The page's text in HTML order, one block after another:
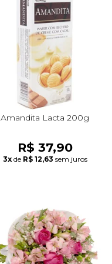
Amandita Lacta 200g
R$ 37,90
3x de R$ 12,63 sem juros